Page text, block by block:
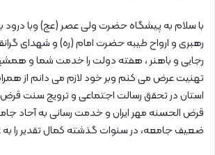
با سلام به پیشگاه حضرت ولی عصر (عج) وبا
رهبری و ارواح طیبه حضرت امام (ره) و شهدای
رجایی و باهنر ، هفته دولت را خدمت شما و
تهنیت عرض می کنم وبر خود لازم می دانم از
استان در تحقق رسالت اجتماعی و ترویج سنت
قرض الحسنه مهر ایران و خدمت رسانی به آحاد
ضعیف جامعه، در سنوات گذشته کمال تقدیر را به